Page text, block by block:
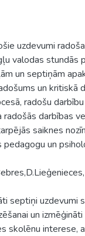
uzdevumi
valodas stundās
un septiņām
un kritiskā
radošu
darbības
saiknes
un
septiņi uzdevumi
un
skolēnu interese,